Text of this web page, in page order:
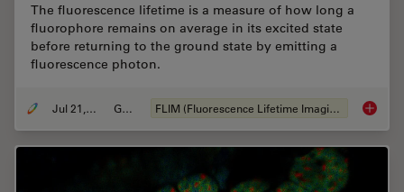
The fluorescence lifetime is a measure of how long a
fluorophore remains on average in its excited state
before returning to the ground state by emitting a
fluorescence photon.
Jul 21, 2022 Guide FLIM (Fluorescence Lifetime Imaging Microscopy) A